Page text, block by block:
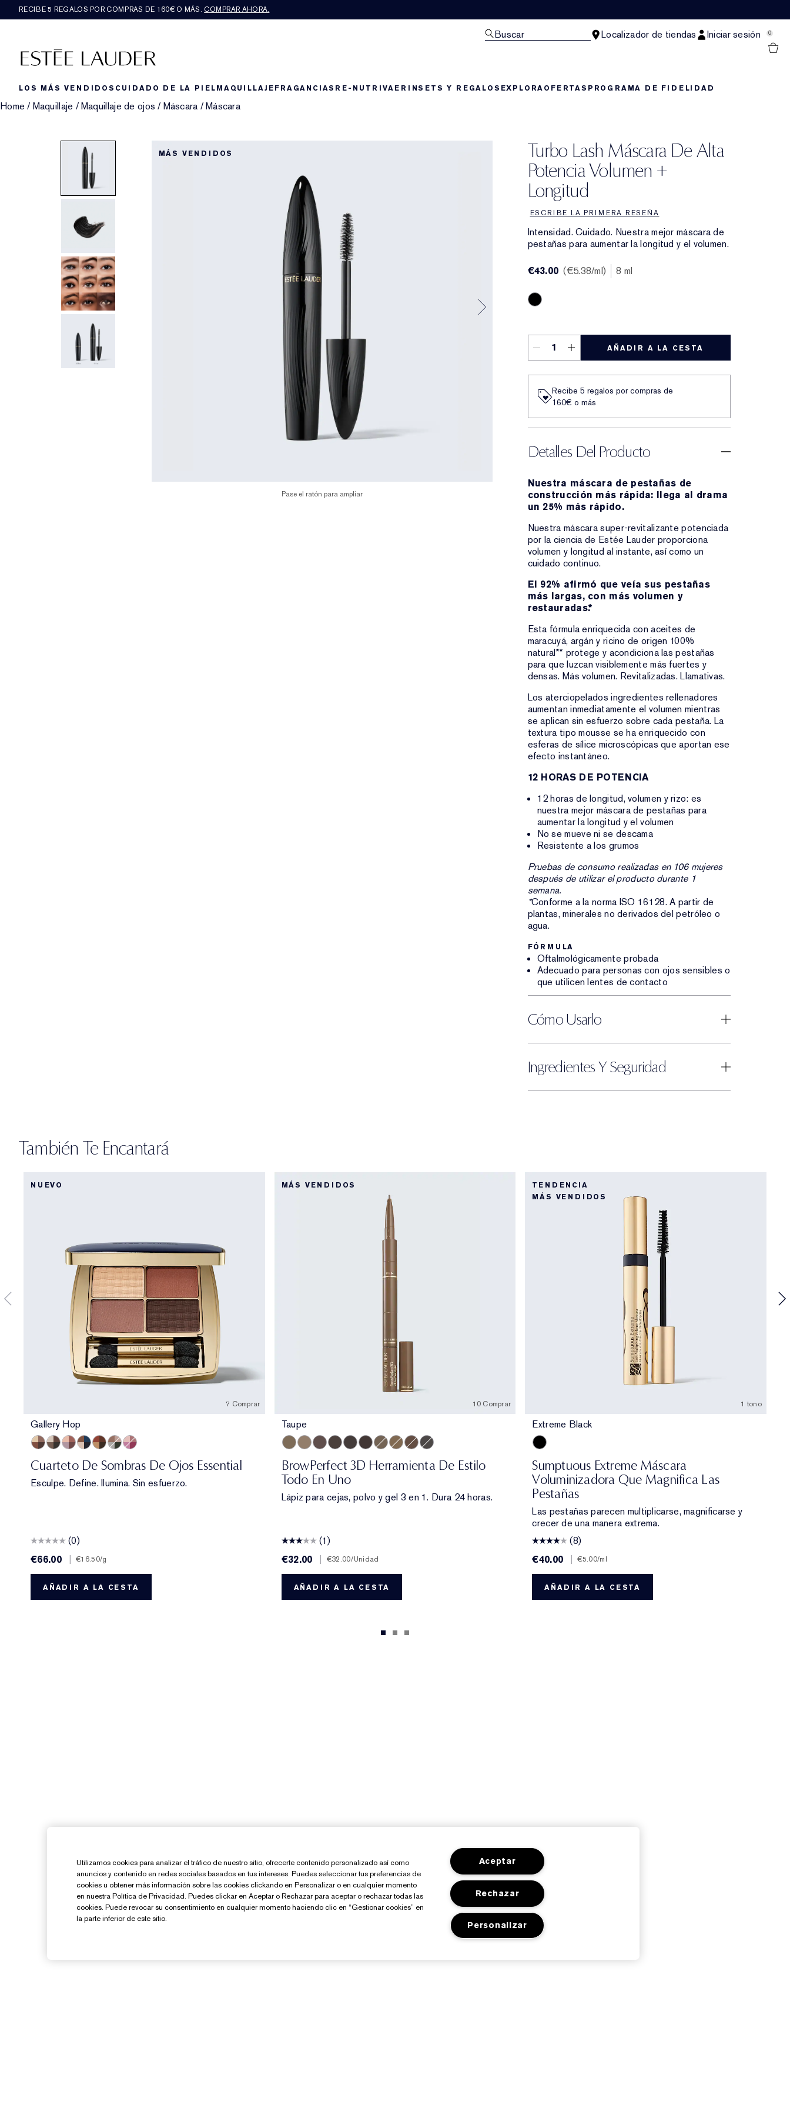
RECIBE 5 REGALOS POR COMPRAS DE 160€ O MÁS. COMPRAR AHORA.
Buscar Localizador de tiendas Iniciar sesión 0
LOS MÁS VENDIDOS CUIDADO DE LA PIELMAQUILLAJEFRAGANCIAS RE-NUTRIVAERINSETS Y REGALOS EXPLORAOFERTAS PROGRAMA DE FIDELIDAD
Home / Maquillaje /Maquillaje de ojos / Máscara /Máscara
Turbo Lash Máscara De Alta
Potencia Volumen +
Longitud
ESCRIBE LA PRIMERA RESEÑA
Intensidad. Cuidado. Nuestra mejor máscara de
pestañas para aumentar la longitud y el volumen.
MÁS VENDIDOS
Pase el ratón para ampliar
€43.00 €5.38/ml 8 ml
AÑADIR A LA CESTA
Recibe 5 regalos por compras de
160€ o más
Detalles Del Producto
Nuestra máscara de pestañas de
construcción más rápida: llega al drama
un 25% más rápido.
Nuestra máscara super-revitalizante potenciada
por la ciencia de Estée Lauder proporciona
volumen y longitud al instante, así como un
cuidado continuo.
El 92% afirmó que veía sus pestañas
más largas, con más volumen y
restauradas.*
Esta fórmula enriquecida con aceites de
maracuyá, argán y ricino de origen 100%
natural** protege y acondiciona las pestañas
para que luzcan visiblemente más fuertes y
densas. Más volumen. Revitalizadas. Llamativas.
Los aterciopelados ingredientes rellenadores
aumentan inmediatamente el volumen mientras
se aplican sin esfuerzo sobre cada pestaña. La
textura tipo mousse se ha enriquecido con
esferas de sílice microscópicas que aportan ese
efecto instantáneo.
12 HORAS DE POTENCIA
12 horas de longitud, volumen y rizo: es
nuestra mejor máscara de pestañas para
aumentar la longitud y el volumen
No se mueve ni se descama
Resistente a los grumos
Pruebas de consumo realizadas en 106 mujeres
después de utilizar el producto durante 1
semana.
*Conforme a la norma ISO 16128. A partir de
plantas, minerales no derivados del petróleo o
agua.
FÓRMULA
Oftalmológicamente probada
Adecuado para personas con ojos sensibles o
que utilicen lentes de contacto
Cómo Usarlo
Ingredientes Y Seguridad
También Te Encantará
NUEVO
7 Comprar
Gallery Hop
Cuarteto De Sombras De Ojos Essential
Esculpe. Define. Ilumina. Sin esfuerzo.
(0)
€66.00
| €16.50/g
AÑADIR A LA CESTA
MÁS VENDIDOS
10 Comprar
Taupe
BrowPerfect 3D Herramienta De Estilo
Todo En Uno
Lápiz para cejas, polvo y gel 3 en 1. Dura 24 horas.
(1)
€32.00
| €32.00/Unidad
AÑADIR A LA CESTA
TENDENCIA
MÁS VENDIDOS
1 tono
Extreme Black
Sumptuous Extreme Máscara
Voluminizadora Que Magnifica Las
Pestañas
Las pestañas parecen multiplicarse, magnificarse y
crecer de una manera extrema.
(8)
€40.00
| €5.00/ml
AÑADIR A LA CESTA
Utilizamos cookies para analizar el tráfico de nuestro sitio, ofrecerte contenido personalizado así como
anuncios y contenido en redes sociales basados en tus intereses. Puedes seleccionar tus preferencias de
cookies u obtener más información sobre las cookies clickando en Personalizar o en cualquier momento
en nuestra Política de Privacidad. Puedes clickar en Aceptar o Rechazar para aceptar o rechazar todas las
cookies. Puede revocar su consentimiento en cualquier momento haciendo clic en “Gestionar cookies” en
la parte inferior de este sitio.
Aceptar
Rechazar
Personalizar